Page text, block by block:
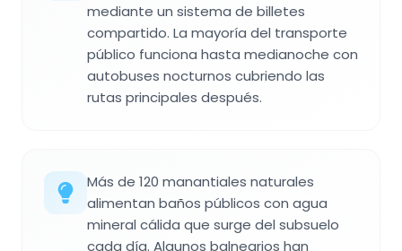
mediante un sistema de billetes
compartido. La mayoría del transporte
público funciona hasta medianoche con
autobuses nocturnos cubriendo las
rutas principales después.
Más de 120 manantiales naturales
alimentan baños públicos con agua
mineral cálida que surge del subsuelo
cada día. Algunos balnearios han